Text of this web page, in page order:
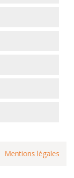
Mentions légales